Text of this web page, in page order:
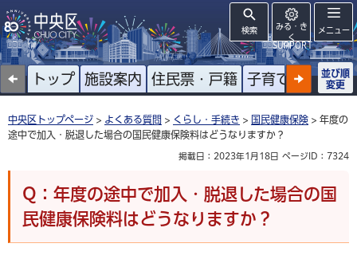
検索
みる・き
く
SUPPORT
メニュー
トップ 施設案内 住民票・戸籍 子育て 高齢者
並び順
変更
中央区トップページ > よくある質問 > くらし・手続き > 国民健康保険 > 年度の
途中で加入・脱退した場合の国民健康保険料はどうなりますか？
掲載日：2023年1月18日 ページID：7324
Q：年度の途中で加入・脱退した場合の国
民健康保険料はどうなりますか？